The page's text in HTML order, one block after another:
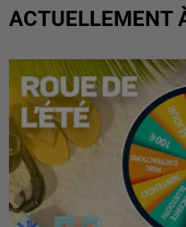
ACTUELLEMENT